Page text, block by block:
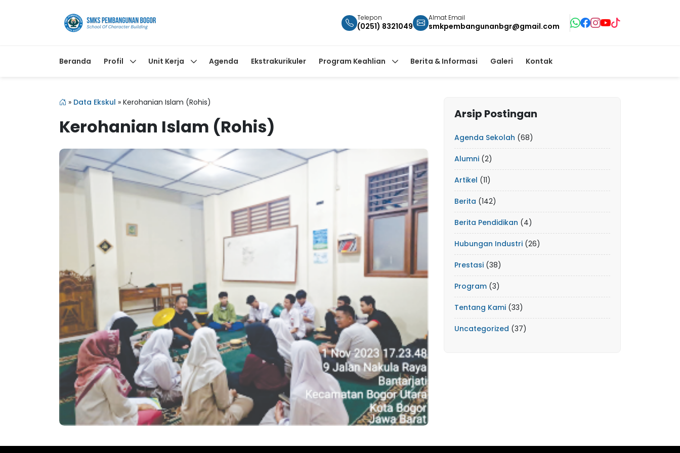
Telepon
(0251) 8321049
Almat Email
smkpembangunanbgr@gmail.com
Beranda Profil Unit Kerja Agenda Ekstrakurikuler Program Keahlian Berita & Informasi Galeri Kontak
» Data Ekskul » Kerohanian Islam (Rohis)
Kerohanian Islam (Rohis)
Arsip Postingan
Agenda Sekolah (68)
Alumni (2)
Artikel (11)
Berita (142)
Berita Pendidikan (4)
Hubungan Industri (26)
Prestasi (38)
Program (3)
Tentang Kami (33)
Uncategorized (37)